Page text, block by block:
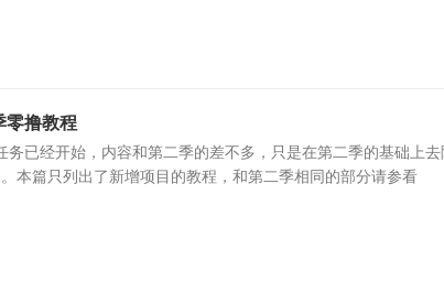
零撸教程
务已经开始，内容和第二季的差不多，只是在第二季的基础上去
本篇只列出了新增项目的教程，和第二季相同的部分请参看